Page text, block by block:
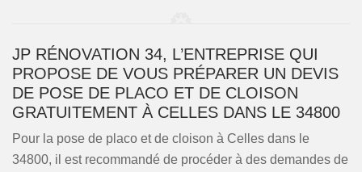
JP RÉNOVATION 34, L’ENTREPRISE QUI
PROPOSE DE VOUS PRÉPARER UN DEVIS
DE POSE DE PLACO ET DE CLOISON
GRATUITEMENT À CELLES DANS LE 34800
Pour la pose de placo et de cloison à Celles dans le
34800, il est recommandé de procéder à des demandes de